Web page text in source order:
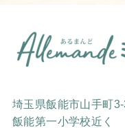
埼玉県飯能市山手町
飯能第一小学校近く